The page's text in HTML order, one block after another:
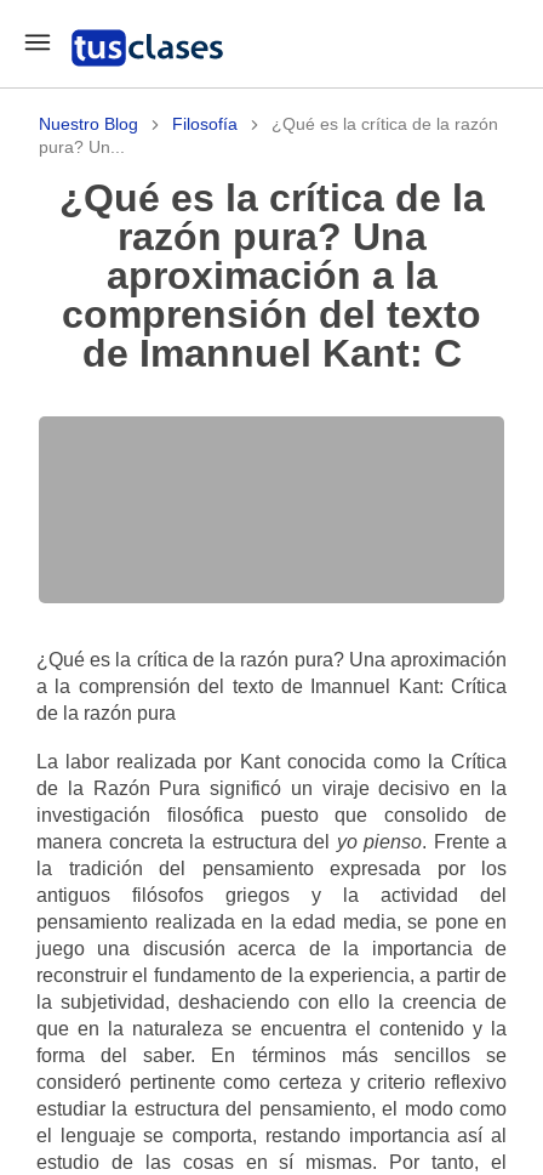
Nuestro Blog Filosofía
¿Qué es la crítica de la razón
pura? Un...
¿Qué es la crítica de la
razón pura? Una
aproximación a la
comprensión del texto
de Imannuel Kant: C
¿Qué es la crítica de la razón pura? Una aproximación
a la comprensión del texto de Imannuel Kant: Crítica
de la razón pura
La labor realizada por Kant conocida como la Crítica
de la Razón Pura significó un viraje decisivo en la
investigación filosófica puesto que consolido de
manera concreta la estructura del yo pienso. Frente a
la tradición del pensamiento expresada por los
antiguos filósofos griegos y la actividad del
pensamiento realizada en la edad media, se pone en
juego una discusión acerca de la importancia de
reconstruir el fundamento de la experiencia, a partir de
la subjetividad, deshaciendo con ello la creencia de
que en la naturaleza se encuentra el contenido y la
forma del saber. En términos más sencillos se
consideró pertinente como certeza y criterio reflexivo
estudiar la estructura del pensamiento, el modo como
el lenguaje se comporta, restando importancia así al
estudio de las cosas en sí mismas. Por tanto, el